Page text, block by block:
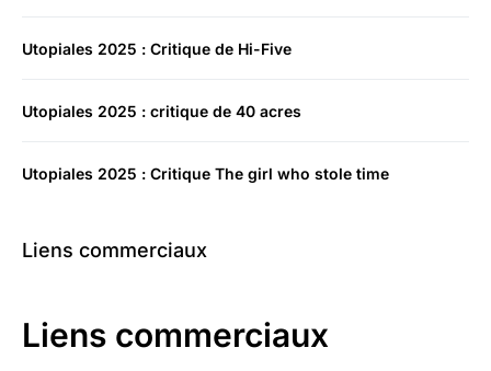
Utopiales 2025 : Critique de Hi-Five
Utopiales 2025 : critique de 40 acres
Utopiales 2025 : Critique The girl who stole time
Liens commerciaux
Liens commerciaux